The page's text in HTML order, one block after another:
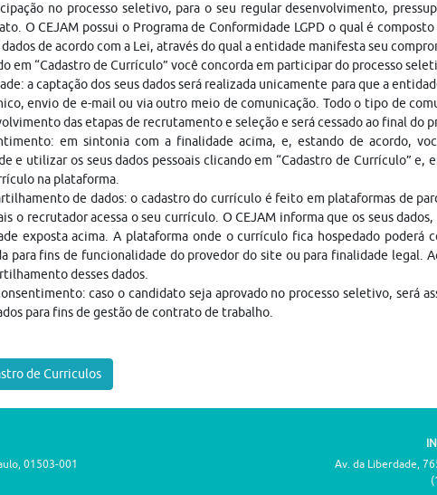
no processo seletivo, para o seu regular desenvolvimento,
O CEJAM possui o Programa de Conformidade LGPD o qual é
dados de acordo com a Lei, através do qual a entidade manifesta seu
em “Cadastro de Currículo” você concorda em participar do processo
a captação dos seus dados será realizada unicamente para que a
envio de e-mail ou via outro meio de comunicação. Todo o tipo de
das etapas de recrutamento e seleção e será cessado ao final do
em sintonia com a finalidade acima, e, estando de acordo,
e utilizar os seus dados pessoais clicando em “Cadastro de Currículo” e,
na plataforma.
de dados: o cadastro do currículo é feito em plataformas de
o recrutador acessa o seu currículo. O CEJAM informa que os seus
exposta acima. A plataforma onde o currículo fica hospedado poderá
para fins de funcionalidade do provedor do site ou para finalidade legal.
desses dados.
caso o candidato seja aprovado no processo seletivo, será
para fins de gestão de contrato de trabalho.
de Curriculos
01503-001
Av. da Liberdade,